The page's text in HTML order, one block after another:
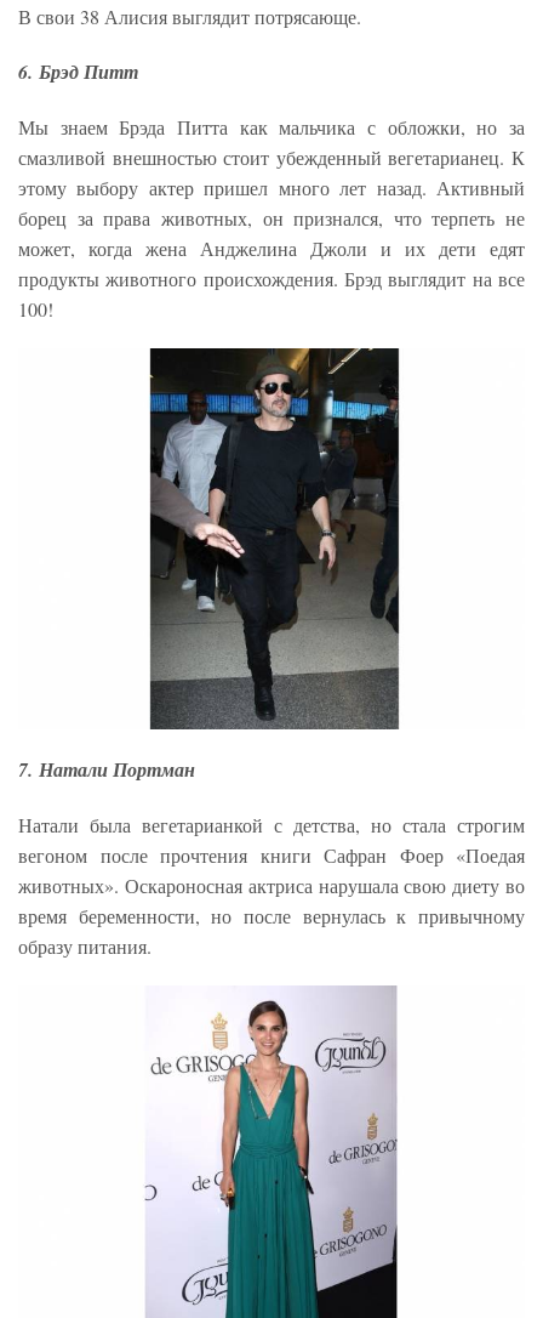
В свои 38 Алисия выглядит потрясающе.
6. Брэд Питт
Мы знаем Брэда Питта как мальчика с обложки, но за
смазливой внешностью стоит убежденный вегетарианец. К
этому выбору актер пришел много лет назад. Активный
борец за права животных, он признался, что терпеть не
может, когда жена Анджелина Джоли и их дети едят
продукты животного происхождения. Брэд выглядит на все
100!
7. Натали Портман
Натали была вегетарианкой с детства, но стала строгим
вегоном после прочтения книги Сафран Фоер «Поедая
животных». Оскароносная актриса нарушала свою диету во
время беременности, но после вернулась к привычному
образу питания.